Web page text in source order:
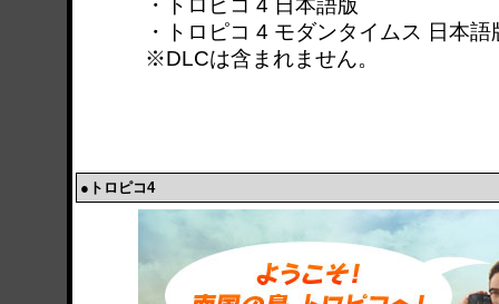
・トロピコ 4 日本語版
・トロピコ 4 モダンタイムス 日本語
※DLCは含まれません。
●トロピコ4